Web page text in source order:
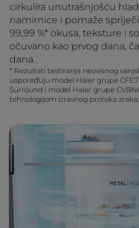
cirkulira unutrašnjošću
namirnice i pomaže
99,99 %* okusa, teksture i
očuvano kao prvog dana,
dana.
* Rezultati testiranja neovisnog
uspoređuju model Haier grupe
Surround i model Haier grupe
tehnologijom izravnog protoka zraka.